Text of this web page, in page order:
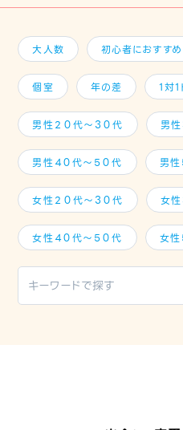
大人数 初心者におすすめ
個室 年の差 1対1
男性２０代～３０代 男
男性４０代～５０代 男性
女性２０代～３０代 女性
女性４０代～５０代 女性